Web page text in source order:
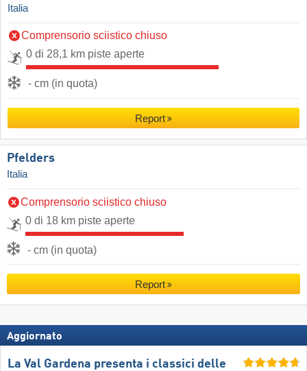
Italia
Comprensorio sciistico chiuso
0 di 28,1 km piste aperte
- cm (in quota)
Report
Pfelders
Italia
Comprensorio sciistico chiuso
0 di 18 km piste aperte
- cm (in quota)
Report
Aggiornato
La Val Gardena presenta i classici delle